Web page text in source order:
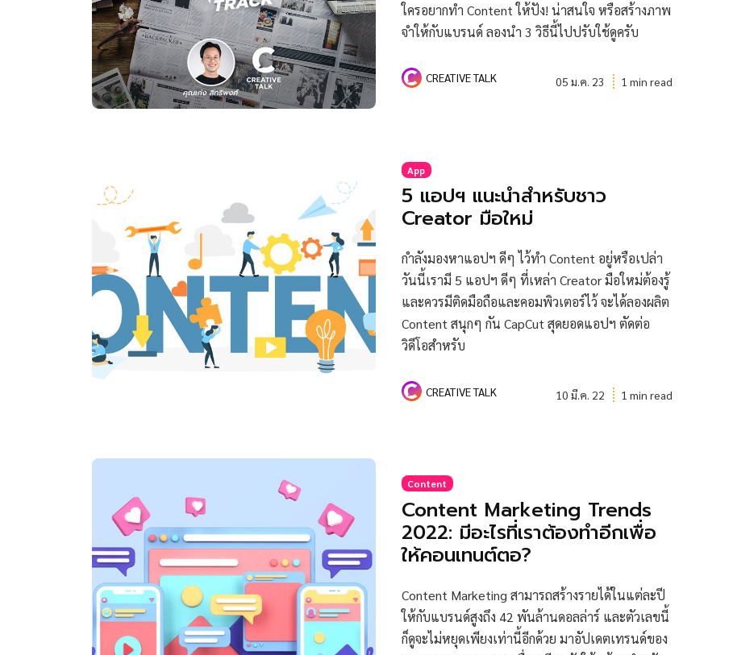
ใครอยากทำ Content ให้ปัง! น่าสนใจ หรือสร้างภาพ
จำให้กับแบรนด์ ลองนำ 3 วิธีนี้ไปปรับใช้ดูครับ
CREATIVE TALK 05 ม.ค. 23 1 min read
App
5 แอปฯ แนะนำสำหรับชาว
Creator มือใหม่
กำลังมองหาแอปฯ ดีๆ ไว้ทำ Content อยู่หรือเปล่า
วันนี้เรามี 5 แอปฯ ดีๆ ที่เหล่า Creator มือใหม่ต้องรู้
และควรมีติดมือถือและคอมพิวเตอร์ไว้ จะได้ลองผลิต
Content สนุกๆ กัน CapCut สุดยอดแอปฯ ตัดต่อ
วิดีโอสำหรับ
CREATIVE TALK 10 มี.ค. 22 1 min read
Content
Content Marketing Trends
2022: มีอะไรที่เราต้องทำอีกเพื่อ
ให้คอนเทนต์ตอ?
Content Marketing สามารถสร้างรายได้ในแต่ละปี
ให้กับแบรนด์สูงถึง 42 พันล้านดอลล่าร์ และตัวเลขนี้
ก็ดูจะไม่หยุดเพียงเท่านี้อีกด้วย มาอัปเดตเทรนด์ของ